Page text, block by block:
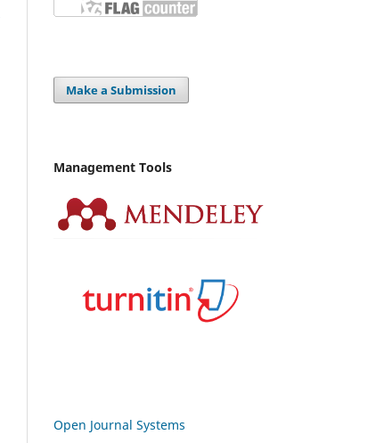
Make a Submission
Management Tools
Open Journal Systems